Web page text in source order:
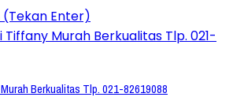
Enter)
Berkualitas Tlp. 021-82619088